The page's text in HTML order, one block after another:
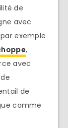
de
avec
exemple
,
avec
de
comme